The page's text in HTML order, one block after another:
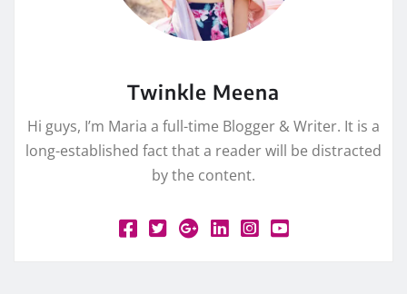
Twinkle Meena
Hi guys, I’m Maria a full-time Blogger & Writer. It is a
long-established fact that a reader will be distracted
by the content.